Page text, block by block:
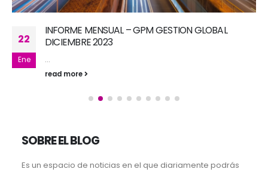
21
Jul
INFORME MENSUAL – GPM GESTION GLOBAL JUNIO
2022
...
read more
SOBRE EL BLOG
Es un espacio de noticias en el que diariamente podrás